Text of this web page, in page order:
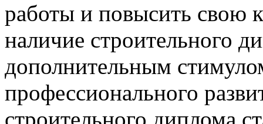
работы и повысить свою
наличие строительного
дополнительным
профессионального
строительного диплома